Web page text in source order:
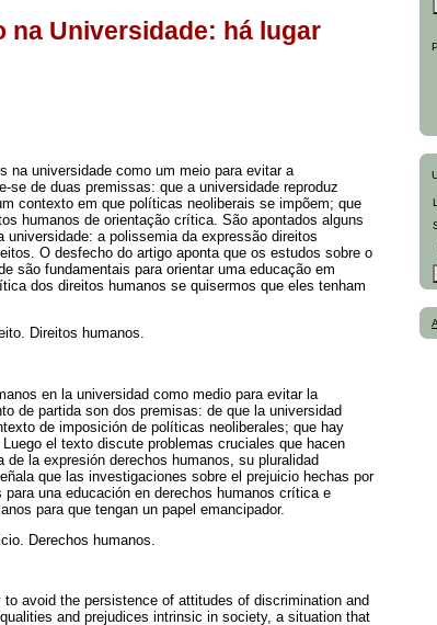
na Universidade: há lugar
na universidade como um meio para evitar a
se de duas premissas: que a universidade reproduz
contexto em que políticas neoliberais se impõem; que
humanos de orientação crítica. São apontados alguns
a polissemia da expressão direitos
O desfecho do artigo aponta que os estudos sobre o
são fundamentais para orientar uma educação em
dos direitos humanos se quisermos que eles tenham
Direitos humanos.
en la universidad como medio para evitar la
de partida son dos premisas: de que la universidad
de imposición de políticas neoliberales; que hay
el texto discute problemas cruciales que hacen
la expresión derechos humanos, su pluralidad
que las investigaciones sobre el prejuicio hechas por
una educación en derechos humanos crítica e
para que tengan un papel emancipador.
Derechos humanos.
avoid the persistence of attitudes of discrimination and
and prejudices intrinsic in society, a situation that